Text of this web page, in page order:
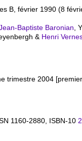
B, février 1990 (8
Baptiste Baronian,
& Henri
trimestre 2004
1160-2880, ISBN-10